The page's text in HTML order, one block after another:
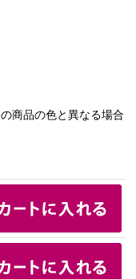
商品の色と異なる場合